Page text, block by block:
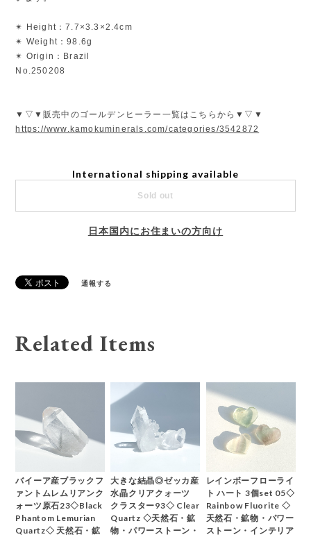
✴︎ Height：7.7×3.3×2.4cm
✴︎ Weight：98.6g
✴︎ Origin：Brazil
No.250208
▼▽▼販売中のゴールデンヒーラー一覧はこちらから▼▽▼
https://www.kamokuminerals.com/categories/3542872
International shipping available
Sold out
日本国内にお住まいの方向け
通報する
Related Items
バイーア産ブラックフ
ァントムレムリアンク
ォーツ原石23◇Black
Phantom Lemurian
Quartz◇ 天然石・鉱
大きな結晶◎ゼッカ産
水晶クリアクォーツ
クラスター93◇ Clear
Quartz ◇天然石・鉱
物・パワーストーン・
レインボーフローライ
ト ハート 3個set 05◇
Rainbow Fluorite ◇
天然石・鉱物・パワー
ストーン・インテリア